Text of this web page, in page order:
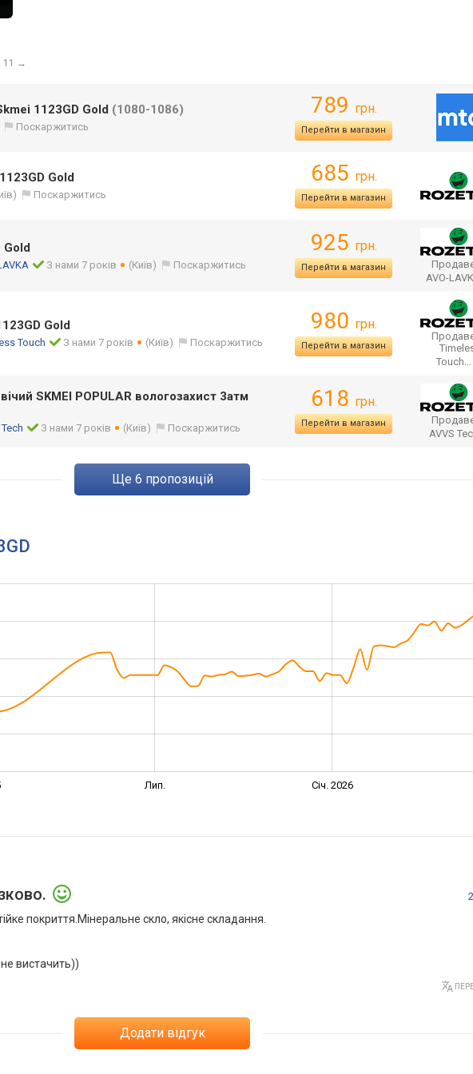
11 →
1123GD Gold (1080-1086)
Поскаржитись
789 грн.
Перейти в магазин
Gold
Поскаржитись
685 грн.
Перейти в магазин
Gold
З нами 7 років (Київ) Поскаржитись
925 грн.
Перейти в магазин
AVO-
Gold
Touch З нами 7 років (Київ) Поскаржитись
980 грн.
Перейти в магазин
Touch…
SKMEI POPULAR вологозахист 3атм
З нами 7 років (Київ) Поскаржитись
618 грн.
Перейти в магазин
AVVS
ще 6 пропозицій
Лип. Січ. 2026
.
покриття.Мінеральне скло, якісне складання.
вистачить))
Додати відгук